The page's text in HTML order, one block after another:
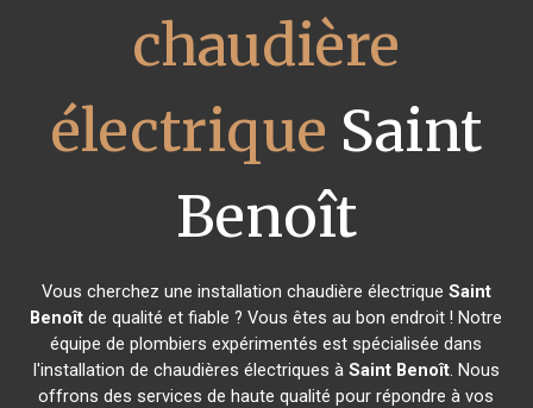
chaudière
électrique Saint
Benoît
Vous cherchez une installation chaudière électrique Saint
Benoît de qualité et fiable ? Vous êtes au bon endroit ! Notre
équipe de plombiers expérimentés est spécialisée dans
l'installation de chaudières électriques à Saint Benoît. Nous
offrons des services de haute qualité pour répondre à vos